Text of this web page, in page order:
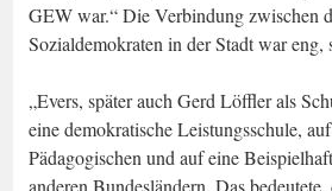
GEW war.“ Die Verbindung zwischen
Sozialdemokraten in der Stadt war
„Evers, später auch Gerd Löffler als
eine demokratische Leistungsschule,
Pädagogischen und auf eine
anderen Bundesländern. Das